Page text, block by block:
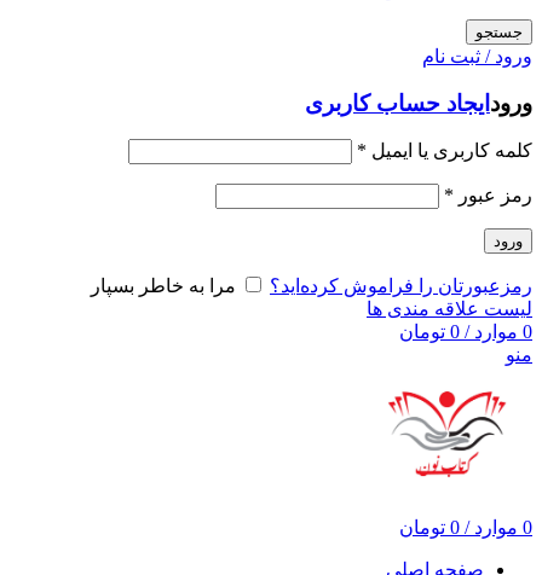
جستجو
ورود / ثبت نام
ورود ایجاد حساب کاربری
کلمه کاربری یا ایمیل *
رمز عبور *
ورود
رمزعبورتان را فراموش کرده‌اید؟
مرا به خاطر بسپار
لیست علاقه مندی ها
0 موارد /
0 تومان
منو
0 موارد /
0 تومان
صفحه اصلی